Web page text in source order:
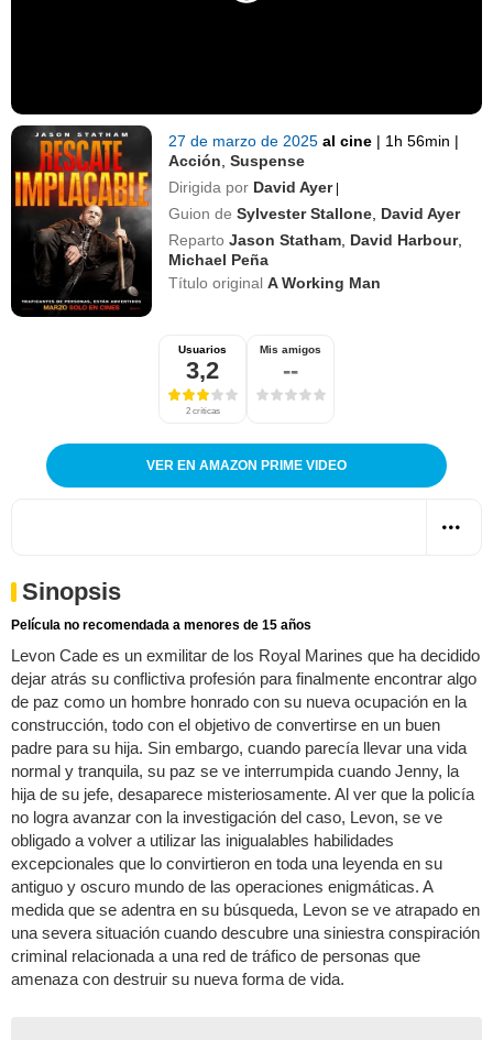
27 de marzo de 2025al cine | 1h 56min |
Acción ,Suspense
Dirigida por David Ayer |
Guion de Sylvester Stallone David Ayer
Reparto Jason Statham David Harbour,
Michael Peña
Título originalA Working Man
Usuarios
3,2
2 críticas
Mis amigos
--
VER EN AMAZON PRIME VIDEO
Sinopsis
Película no recomendada a menores de 15 años
Levon Cade es un exmilitar de los Royal Marines que ha decidido
dejar atrás su conflictiva profesión para finalmente encontrar algo
de paz como un hombre honrado con su nueva ocupación en la
construcción, todo con el objetivo de convertirse en un buen
padre para su hija. Sin embargo, cuando parecía llevar una vida
normal y tranquila, su paz se ve interrumpida cuando Jenny, la
hija de su jefe, desaparece misteriosamente. Al ver que la policía
no logra avanzar con la investigación del caso, Levon, se ve
obligado a volver a utilizar las inigualables habilidades
excepcionales que lo convirtieron en toda una leyenda en su
antiguo y oscuro mundo de las operaciones enigmáticas. A
medida que se adentra en su búsqueda, Levon se ve atrapado en
una severa situación cuando descubre una siniestra conspiración
criminal relacionada a una red de tráfico de personas que
amenaza con destruir su nueva forma de vida.